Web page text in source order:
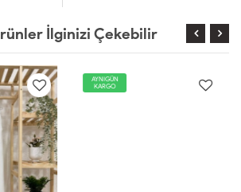
İlginizi Çekebilir
AYNIGÜN
KARGO